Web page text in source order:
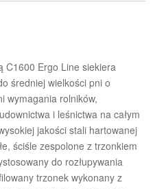
C1600 Ergo Line siekiera
średniej wielkości pni o
wymagania rolników,
i leśnictwa na całym
jakości stali hartowanej
ściśle zespolone z trzonkiem
do rozłupywania
trzonek wykonany z